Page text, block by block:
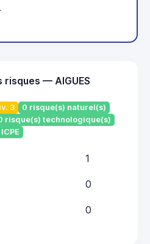
.
risques — AIGUES
3
0 risque(s) naturel(s)
risque(s) technologique(s)
1
0
0